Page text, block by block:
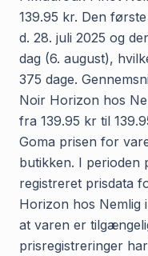
139.95 kr. Den
d. 28. juli 2025 og
dag (6. august),
375 dage.
Noir Horizon hos
fra 139.95 kr til
Goma prisen for
butikken. I perioden
registreret prisdata
Horizon hos Nemlig
at varen er
prisregistreringer